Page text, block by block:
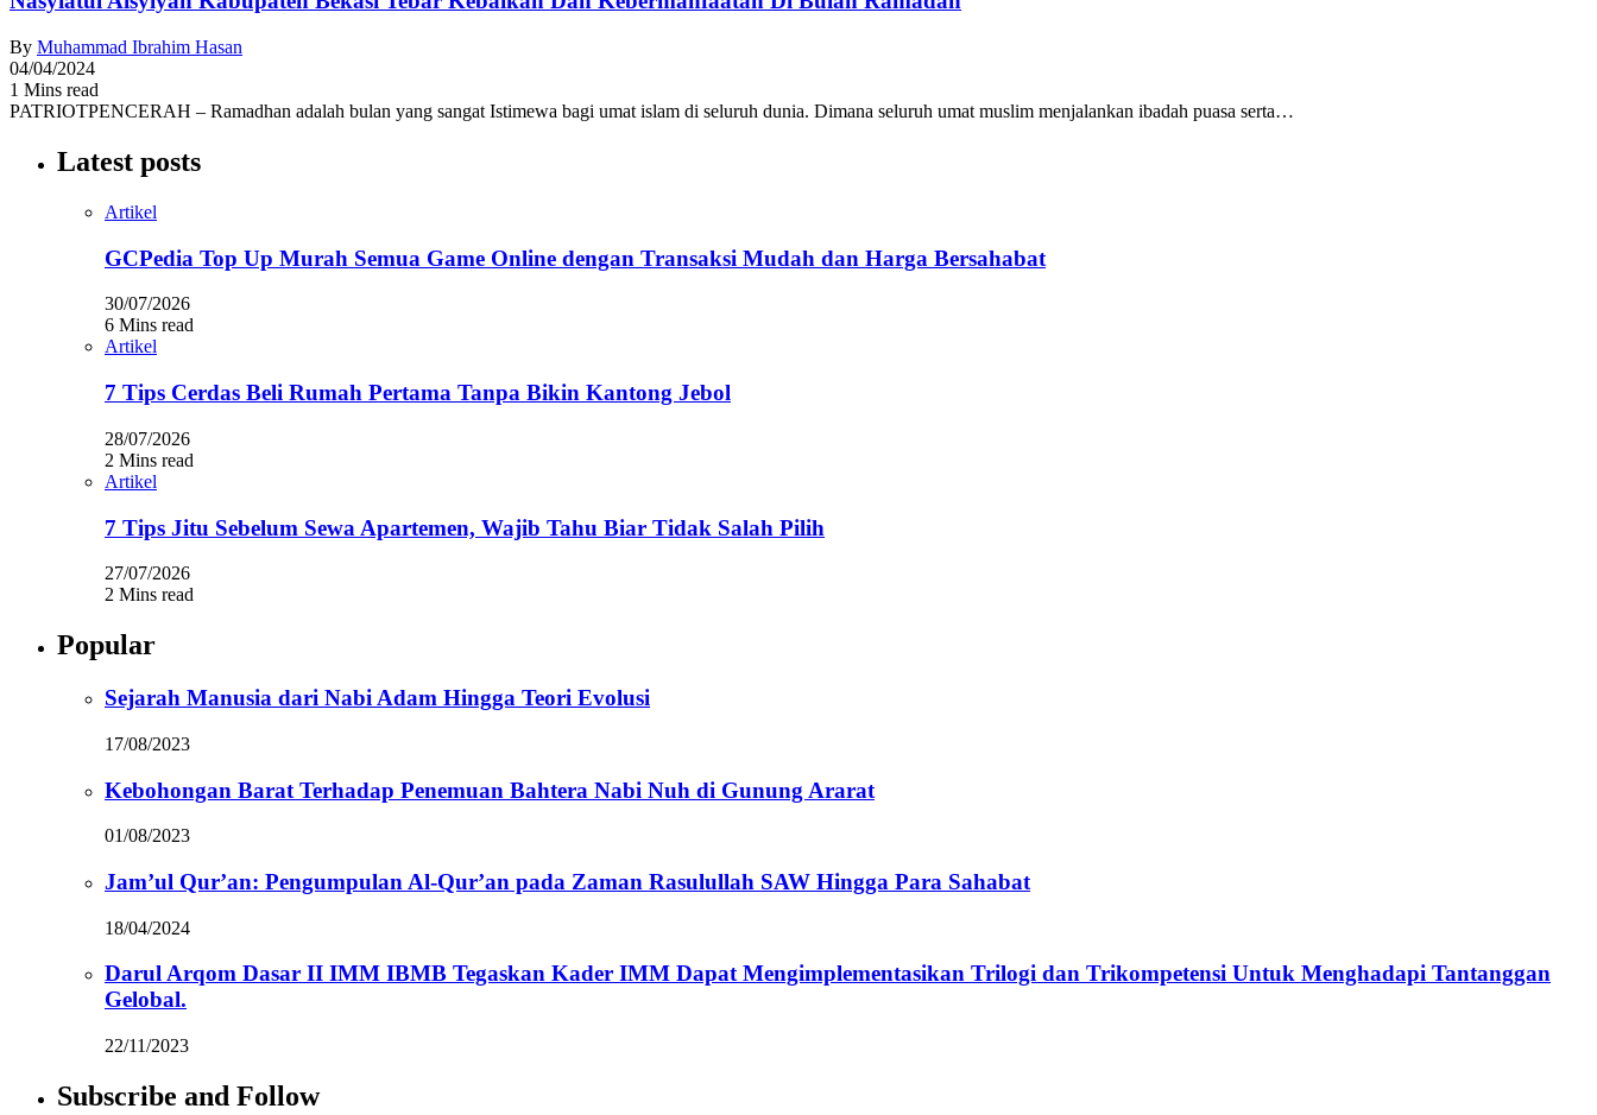
By Muhammad Ibrahim Hasan
04/04/2024
1 Mins read
PATRIOTPENCERAH – Ramadhan adalah bulan yang sangat Istimewa bagi umat islam di seluruh dunia. Dimana seluruh umat muslim menjalankan ibadah puasa serta…
Latest posts
Artikel
GCPedia Top Up Murah Semua Game Online dengan Transaksi Mudah dan Harga Bersahabat
30/07/2026
6 Mins read
Artikel
7 Tips Cerdas Beli Rumah Pertama Tanpa Bikin Kantong Jebol
28/07/2026
2 Mins read
Artikel
7 Tips Jitu Sebelum Sewa Apartemen, Wajib Tahu Biar Tidak Salah Pilih
27/07/2026
2 Mins read
Popular
Sejarah Manusia dari Nabi Adam Hingga Teori Evolusi
17/08/2023
Kebohongan Barat Terhadap Penemuan Bahtera Nabi Nuh di Gunung Ararat
01/08/2023
Jam’ul Qur’an: Pengumpulan Al-Qur’an pada Zaman Rasulullah SAW Hingga Para Sahabat
18/04/2024
Darul Arqom Dasar II IMM IBMB Tegaskan Kader IMM Dapat Mengimplementasikan Trilogi dan Trikompetensi Untuk Menghadapi Tantanggan
Gelobal.
22/11/2023
Subscribe and Follow